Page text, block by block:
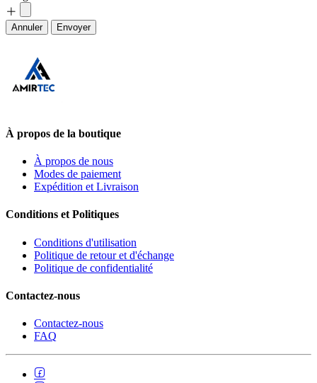
Annuler Envoyer
À propos de la boutique
À propos de nous
Modes de paiement
Expédition et Livraison
Conditions et Politiques
Conditions d'utilisation
Politique de retour et d'échange
Politique de confidentialité
Contactez-nous
Contactez-nous
FAQ